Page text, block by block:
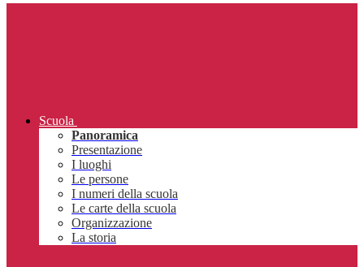
Scuola
Panoramica
Presentazione
I luoghi
Le persone
I numeri della scuola
Le carte della scuola
Organizzazione
La storia